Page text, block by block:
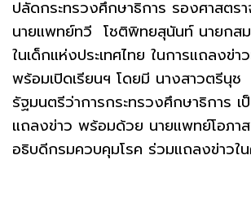
ปลัดกระทรวงศึกษาธิการ รองศาสตร
นายแพทย์ทวี โชติพิทยสุนันท์ นายกสม
ในเด็กแห่งประเทศไทย ในการแถลงข่า
พร้อมเปิดเรียนฯ โดยมี นางสาวตรีนุ
รัฐมนตรีว่าการกระทรวงศึกษาธิการ เ
แถลงข่าว พร้อมด้วย นายแพทย์โอภ
อธิบดีกรมควบคุมโรค ร่วมแถลงข่าวใ